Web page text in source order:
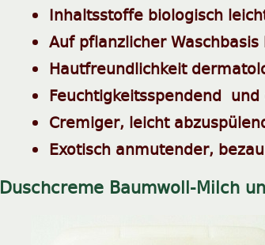
Inhaltsstoffe biologisch
Auf pflanzlicher
Hautfreundlichkeit
Feuchtigkeitsspendend
Cremiger, leicht
Exotisch anmutender,
Duschcreme Baumwoll-Milch